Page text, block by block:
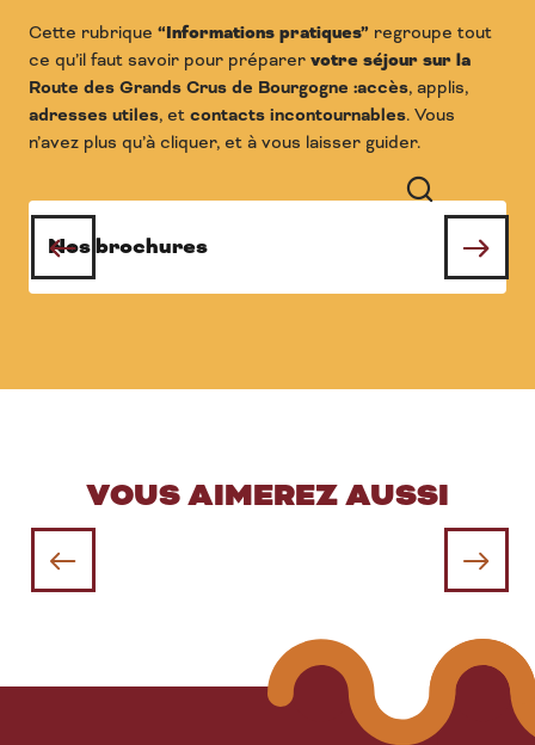
Recherche
Cette rubrique “Informations pratiques” regroupe tout
ce qu’il faut savoir pour préparer votre séjour sur la
Route des Grands Crus de Bourgogne :accès, applis,
adresses utiles, et contacts incontournables. Vous
n’avez plus qu’à cliquer, et à vous laisser guider.
Nos brochures
VOUS AIMEREZ AUSSI
Gîtes et meublés à Meursault